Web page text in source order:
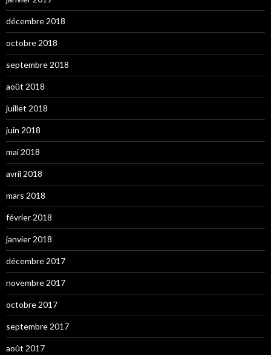
décembre 2018
octobre 2018
septembre 2018
août 2018
juillet 2018
juin 2018
mai 2018
avril 2018
mars 2018
février 2018
janvier 2018
décembre 2017
novembre 2017
octobre 2017
septembre 2017
août 2017